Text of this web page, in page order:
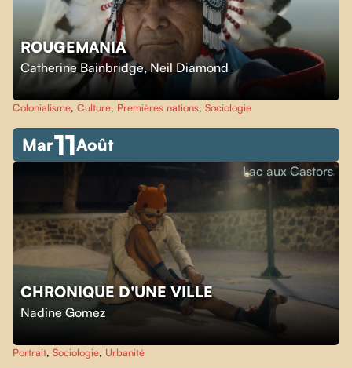
ROUGEMANIA
Catherine Bainbridge,Neil Diamond
Colonialisme, Culture, Premières nations, Sociologie
Mar11Août
CHRONIQUE D'UNE VILLE
Nadine Gomez
Lac aux Castors
Portrait, Sociologie, Urbanité